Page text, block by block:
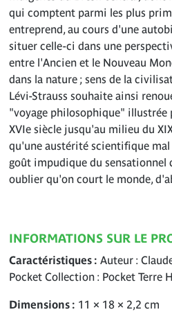
qui comptent parmi les plus
entreprend, au cours d'une
situer celle-ci dans une
entre l'Ancien et le Nouveau
dans la nature ; sens de la
Lévi-Strauss souhaite ainsi
"voyage philosophique"
XVIe siècle jusqu'au milieu du
qu'une austérité scientifique
goût impudique du
oublier qu'on court le monde,
INFORMATIONS SUR LE
Caractéristiques
Auteur :
Pocket Collection : Pocket Terre
Dimensions
11 × 18 × 2,2 cm